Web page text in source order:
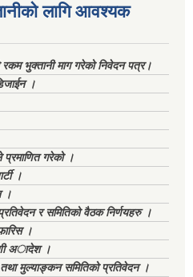
लागि आवश्यक
रकम भुक्तानी माग गरेको निवेदन पत्र।
।
प्रमाणित गरेको ।
।
।
र समितिको वैठक निर्णयहरु ।
।
अादेश ।
मुल्याङ्कन समितिको प्रतिवेदन ।